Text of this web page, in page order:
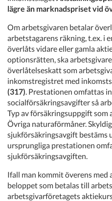
lägre än marknadspriset vid
Om arbetsgivaren betalar
arbetstagarens räkning, t.ex. i
överlåts vidare eller gamla
optionsrätten, ska
överlåtelseskatt som
inkomstregistret med
(317) . Prestationen omfattas
socialförsäkringsavgifter så
Typ av försäkringsuppgift
Övriga naturaförmåner.
sjukförsäkringsavgift bestäms
ursprungliga prestationen
sjukförsäkringsavgiften.
Ifall man kommit överens med
beloppet som betalas till
arbetsgivarföretagets